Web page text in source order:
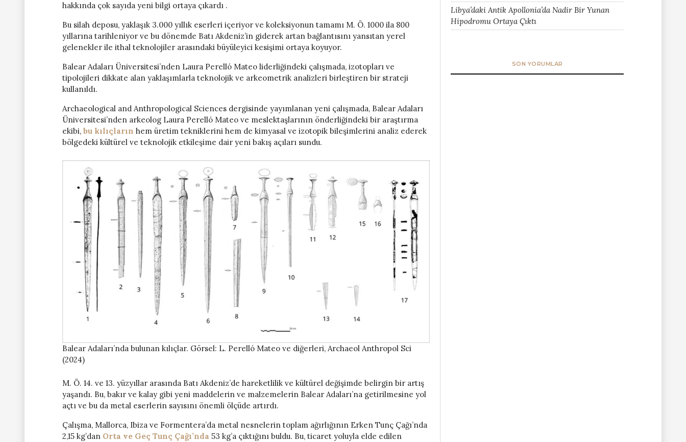
hakkında çok sayıda yeni bilgi ortaya çıkardı .
Bu silah deposu, yaklaşık 3.000 yıllık eserleri içeriyor ve koleksiyonun tamamı M. Ö. 1000 ila 800
yıllarına tarihleniyor ve bu dönemde Batı Akdeniz’in giderek artan bağlantısını yansıtan yerel
gelenekler ile ithal teknolojiler arasındaki büyüleyici kesişimi ortaya koyuyor.
Balear Adaları Üniversitesi’nden Laura Perelló Mateo liderliğindeki çalışmada, izotopları ve
tipolojileri dikkate alan yaklaşımlarla teknolojik ve arkeometrik analizleri birleştiren bir strateji
kullanıldı.
Archaeological and Anthropological Sciences dergisinde yayımlanan yeni çalışmada, Balear Adaları
Üniversitesi’nden arkeolog Laura Perelló Mateo ve meslektaşlarının önderliğindeki bir araştırma
ekibi, bu kılıçların hem üretim tekniklerini hem de kimyasal ve izotopik bileşimlerini analiz ederek
bölgedeki kültürel ve teknolojik etkileşime dair yeni bakış açıları sundu.
Balear Adaları’nda bulunan kılıçlar. Görsel: L. Perelló Mateo ve diğerleri, Archaeol Anthropol Sci
(2024)
M. Ö. 14. ve 13. yüzyıllar arasında Batı Akdeniz’de hareketlilik ve kültürel değişimde belirgin bir artış
yaşandı. Bu, bakır ve kalay gibi yeni maddelerin ve malzemelerin Balear Adaları’na getirilmesine yol
açtı ve bu da metal eserlerin sayısını önemli ölçüde artırdı.
Çalışma, Mallorca, Ibiza ve Formentera’da metal nesnelerin toplam ağırlığının Erken Tunç Çağı’nda
2,15 kg’dan Orta ve Geç Tunç Çağı’nda 53 kg’a çıktığını buldu. Bu, ticaret yoluyla elde edilen
Libya’daki Antik Apollonia’da Nadir Bir Yunan
Hipodromu Ortaya Çıktı
SON YORUMLAR